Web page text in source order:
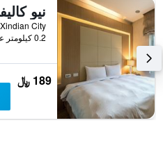
0.2 كيلومتر عن وسط المدينة
189 ﷼